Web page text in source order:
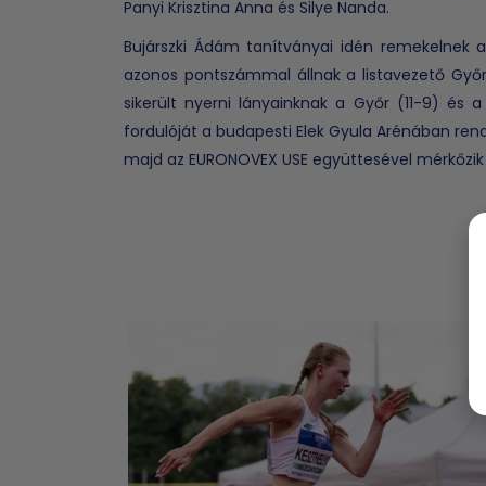
Panyi Krisztina Anna és Silye Nanda.
Bujárszki Ádám tanítványai idén remekelnek
azonos pontszámmal állnak a listavezető
sikerült nyerni lányainknak a Győr (11-9) és
fordulóját a budapesti Elek Gyula Arénában
majd az EURONOVEX USE együttesével